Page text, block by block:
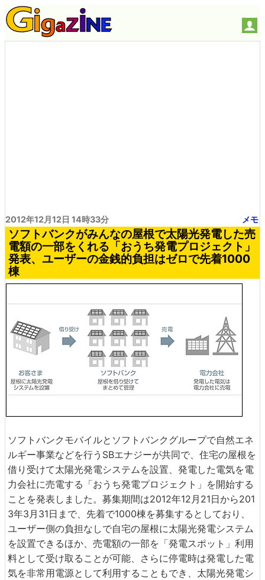
2012年12月12日 14時33分 メモ
ソフトバンクがみんなの屋根で太陽光発電した売
電額の一部をくれる「おうち発電プロジェクト」
発表、ユーザーの金銭的負担はゼロで先着1000
棟
ソフトバンクモバイルとソフトバンクグループで自然エネ
ルギー事業などを行うSBエナジーが共同で、住宅の屋根を
借り受けて太陽光発電システムを設置、発電した電気を電
力会社に売電する「おうち発電プロジェクト」を開始する
ことを発表しました。募集期間は2012年12月21日から201
3年3月31日まで、先着で1000棟を募集するとしており、
ユーザー側の負担なしで自宅の屋根に太陽光発電システム
を設置できるほか、売電額の一部を「発電スポット」利用
料として受け取ることが可能、さらに停電時は発電した電
気を非常用電源として利用することもでき、太陽光発電シ